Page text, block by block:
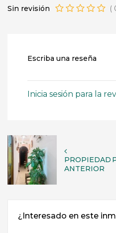
Sin revisión (
Escriba una reseña
Inicia sesión para la
PROPIEDAD
ANTERIOR